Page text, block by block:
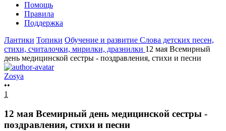
Помощь
Правила
Поддержка
Лантики Топики Обучение и развитие Слова детских песен,
стихи, считалочки, мирилки, дразнилки 12 мая Всемирный
день медицинской сестры - поздравления, стихи и песни
Zosya
••
1
12 мая Всемирный день медицинской сестры -
поздравления, стихи и песни